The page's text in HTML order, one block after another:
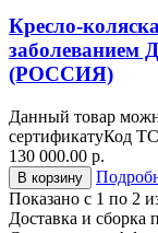
Кресло-
заболеванием
(РОССИЯ)
Данный товар
сертификатуКод
130 000.00 р.
В корзину
Показано с 1 по 2
Доставка и сборка